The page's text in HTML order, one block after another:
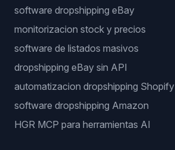
software dropshipping eBay
monitorizacion stock y precios
software de listados masivos
dropshipping eBay sin API
automatizacion dropshipping Shopify
software dropshipping Amazon
HGR MCP para herramientas AI